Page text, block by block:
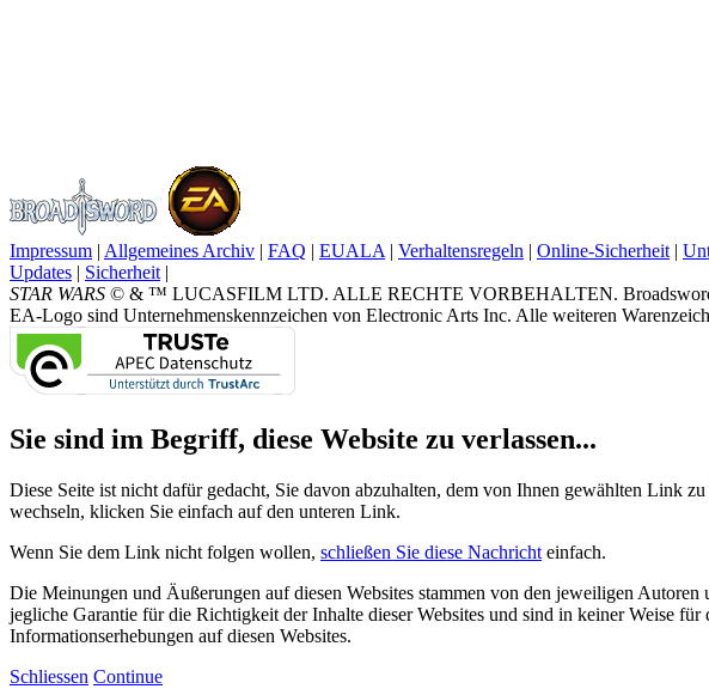
Impressum | Allgemeines Archiv | FAQ | EUALA | Verhaltensregeln | Online-Sicherheit |
Updates | Sicherheit |
STAR WARS © & ™ LUCASFILM LTD. ALLE RECHTE VORBEHALTEN. Broadsword
EA-Logo sind Unternehmenskennzeichen von Electronic Arts Inc. Alle weiteren
Sie sind im Begriff, diese Website zu verlassen...
Diese Seite ist nicht dafür gedacht, Sie davon abzuhalten, dem von Ihnen gewählten Link
wechseln, klicken Sie einfach auf den unteren Link.
Wenn Sie dem Link nicht folgen wollen, schließen Sie diese Nachricht einfach.
Die Meinungen und Äußerungen auf diesen Websites stammen von den jeweiligen
jegliche Garantie für die Richtigkeit der Inhalte dieser Websites und sind in keiner Weise
Informationserhebungen auf diesen Websites.
Schliessen Continue